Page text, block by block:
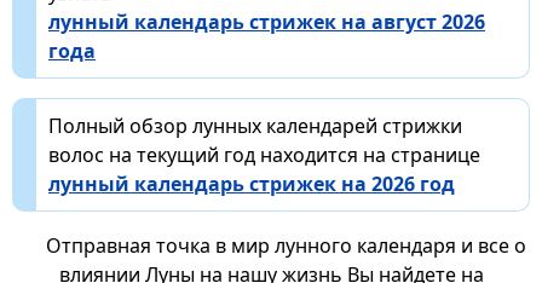
лунный календарь стрижек на август 2026
года
Полный обзор лунных календарей стрижки
волос на текущий год находится на странице
лунный календарь стрижек на 2026 год
Отправная точка в мир лунного календаря и все о
влиянии Луны на нашу жизнь Вы найдете на